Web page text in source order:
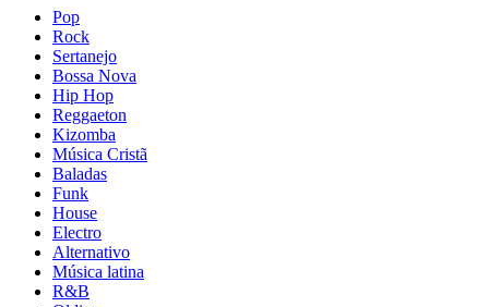
Pop
Rock
Sertanejo
Bossa Nova
Hip Hop
Reggaeton
Kizomba
Música Cristã
Baladas
Funk
House
Electro
Alternativo
Música latina
R&B